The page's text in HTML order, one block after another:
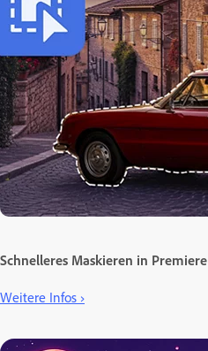
Schnelleres Maskieren in Premiere
Weitere Infos ›